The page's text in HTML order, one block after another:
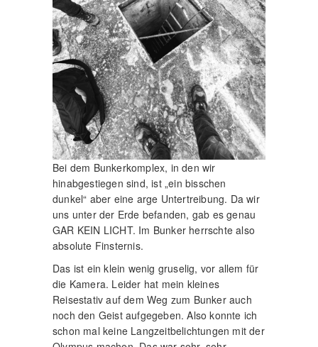
Bei dem Bunkerkomplex, in den wir
hinabgestiegen sind, ist „ein bisschen
dunkel“ aber eine arge Untertreibung. Da wir
uns unter der Erde befanden, gab es genau
GAR KEIN LICHT. Im Bunker herrschte also
absolute Finsternis.
Das ist ein klein wenig gruselig, vor allem für
die Kamera. Leider hat mein kleines
Reisestativ auf dem Weg zum Bunker auch
noch den Geist aufgegeben. Also konnte ich
schon mal keine Langzeitbelichtungen mit der